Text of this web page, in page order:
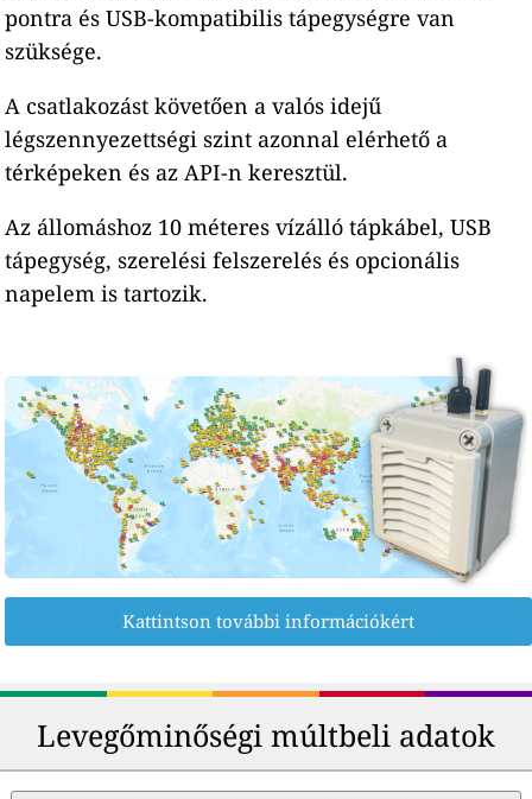
pontra és USB-kompatibilis tápegységre van
szüksége.
A csatlakozást követően a valós idejű
légszennyezettségi szint azonnal elérhető a
térképeken és az API-n keresztül.
Az állomáshoz 10 méteres vízálló tápkábel, USB
tápegység, szerelési felszerelés és opcionális
napelem is tartozik.
Kattintson további információkért
Levegőminőségi múltbeli adatok